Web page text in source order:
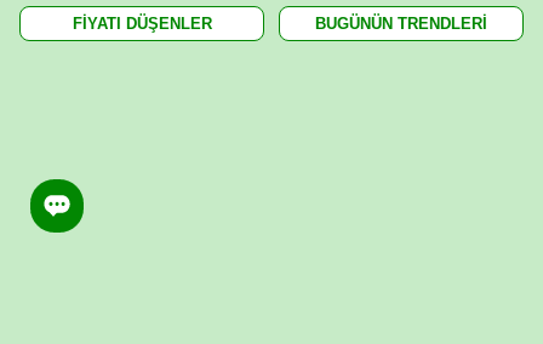
FİYATI DÜŞENLER BUGÜNÜN TRENDLERİ